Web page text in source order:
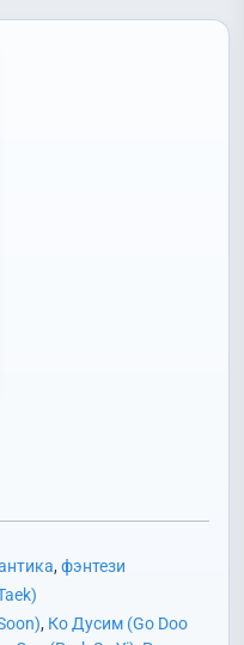
,фэнтези
, Ко Дусим (Go Doo